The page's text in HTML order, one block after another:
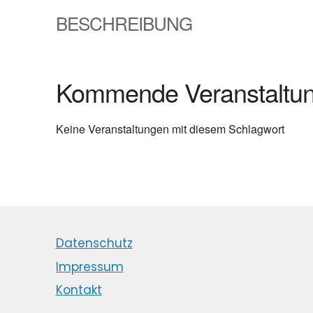
BESCHREIBUNG
Kommende
Keine Veranstaltungen mit diesem Schlagwort
Datenschutz
Impressum
Kontakt